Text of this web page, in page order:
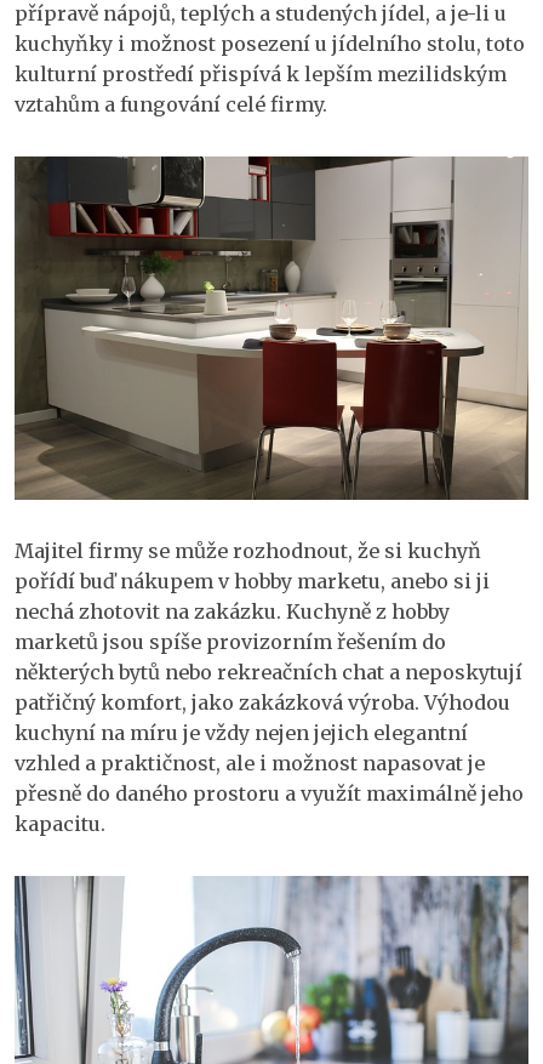
přípravě nápojů, teplých a studených jídel, a je-li u
kuchyňky i možnost posezení u jídelního stolu, toto
kulturní prostředí přispívá k lepším mezilidským
vztahům a fungování celé firmy.
Majitel firmy se může rozhodnout, že si kuchyň
pořídí buď nákupem v hobby marketu, anebo si ji
nechá zhotovit na zakázku. Kuchyně z hobby
marketů jsou spíše provizorním řešením do
některých bytů nebo rekreačních chat a neposkytují
patřičný komfort, jako zakázková výroba. Výhodou
kuchyní na míru je vždy nejen jejich elegantní
vzhled a praktičnost, ale i možnost napasovat je
přesně do daného prostoru a využít maximálně jeho
kapacitu.